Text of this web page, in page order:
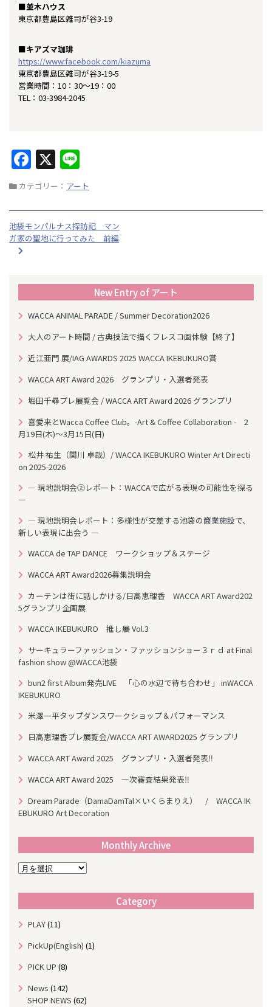
■並木ハウス
東京都豊島区雑司が谷3-19
■キアズマ珈琲
https://www.facebook.com/kiazuma
東京都豊島区雑司が谷3-19-5
営業時間：10：30～19：00
TEL：03-3984-2045
F
a
c
e
b
k
X
n
e
カテゴリー： アート
池袋モンパルナス探訪記 マン
ガ家の聖地に行ってみた 前編
New Entry of アート
WACCA ANIMAL PARADE / Summer Decoration2026
大人のアート時間 / 古典技法で描くフレスコ画体験【終了】
近江亜門 展/IAG AWARDS 2025 WACCA IKEBUKURO賞
WACCA ART Award 2026 グランプリ・入選者発表
堀田千尋プレ展覧会 / WACCA ART Award 2026 グランプリ
喜愛来とWacca Coffee Club。-Art & Coffee Collaboration - 2
月19日(木)～3月15日(日)
松井 祐生（関川 卓哉）/ WACCA IKEBUKURO Winter Art Directi
on 2025-2026
― 現地説明会②レポート：WACCAで広がる表現の可能性を探る
―
― 現地説明会レポート：多様性が交差する池袋の商業施設で、
新しい表現に出会う ―
WACCA de TAP DANCE ワークショップ＆ステージ
WACCA ART Award2026募集説明会
カーテンは街に話しかける/日高恵理香 WACCA ART Award202
5グランプリ企画展
WACCA IKEBUKURO 推し展 Vol.3
サーキュラーファッション・ファッションショー３ｒｄ at Final
fashion show @WACCA池袋
bun2 first Album発売LIVE 「心の水辺で待ち合わせ」 inWACCA
IKEBUKURO
米澤一平タップダンスワークショップ＆パフォーマンス
日高恵理香プレ展覧会/WACCA ART AWARD2025 グランプリ
WACCA ART Award 2025 グランプリ・入選者発表‼
WACCA ART Award 2025 一次審査結果発表‼
Dream Parade（DamaDamTal×いくらまりえ） / WACCA IK
EBUKURO Art Decoration
Monthly Archive
M
n
l
y
A
r
h
Category
PLAY(11)
PickUp(English) (1)
PICK UP (8)
News (142)
SHOP NEWS (62)